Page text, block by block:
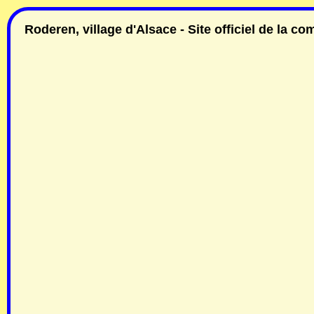
Roderen, village d'Alsace - Site officiel de la